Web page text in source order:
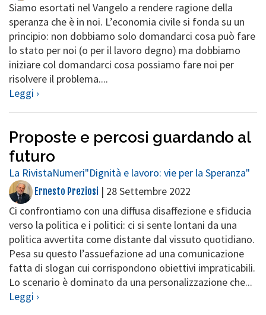
Siamo esortati nel Vangelo a rendere ragione della
speranza che è in noi. L’economia civile si fonda su un
principio: non dobbiamo solo domandarci cosa può fare
lo stato per noi (o per il lavoro degno) ma dobbiamo
iniziare col domandarci cosa possiamo fare noi per
risolvere il problema....
Leggi ›
Proposte e percosi guardando al
futuro
La RivistaNumeri"Dignità e lavoro: vie per la Speranza"
Ernesto Preziosi | 28 Settembre 2022
Ci confrontiamo con una diffusa disaffezione e sfiducia
verso la politica e i politici: ci si sente lontani da una
politica avvertita come distante dal vissuto quotidiano.
Pesa su questo l’assuefazione ad una comunicazione
fatta di slogan cui corrispondono obiettivi impraticabili.
Lo scenario è dominato da una personalizzazione che...
Leggi ›